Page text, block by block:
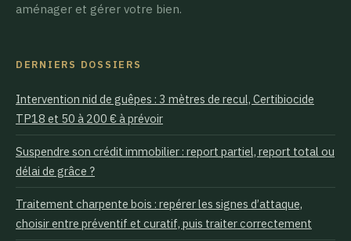
aménager et gérer votre bien.
DERNIERS DOSSIERS
Intervention nid de guêpes : 3 mètres de recul, Certibiocide
TP18 et 50 à 200 € à prévoir
Suspendre son crédit immobilier : report partiel, report total ou
délai de grâce ?
Traitement charpente bois : repérer les signes d’attaque,
choisir entre préventif et curatif, puis traiter correctement